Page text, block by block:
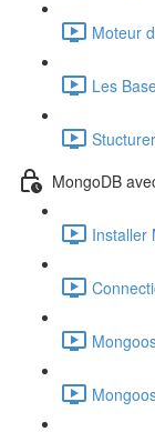
Moteur
Les
MongoDB
Installer